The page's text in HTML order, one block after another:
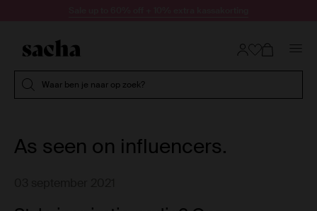
Waar ben je naar op zoek?
As seen on influencers.